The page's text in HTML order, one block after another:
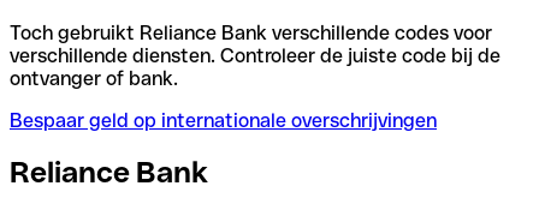
Toch gebruikt Reliance Bank verschillende codes voor
verschillende diensten. Controleer de juiste code bij de
ontvanger of bank.
Bespaar geld op internationale overschrijvingen
Reliance Bank